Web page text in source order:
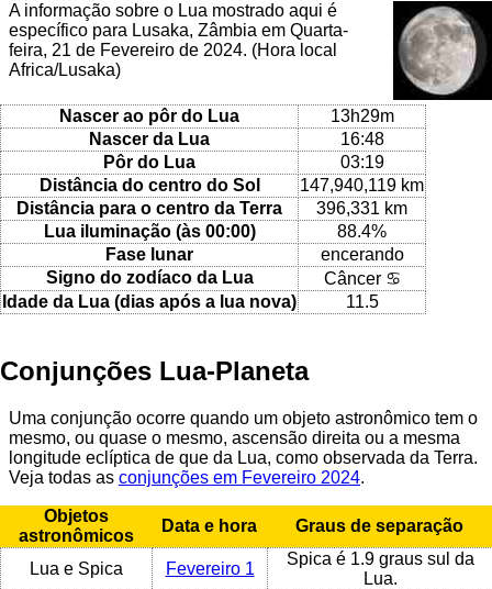
A informação sobre o Lua mostrado aqui é
específico para Lusaka, Zâmbia em Quarta-
feira, 21 de Fevereiro de 2024. (Hora local
Africa/Lusaka)
Nascer ao pôr do Lua
13h29m
Nascer da Lua
16:48
Pôr do Lua
03:19
Distância do centro do Sol
147,940,119 km
Distância para o centro da Terra
396,331 km
Lua iluminação (às 00:00)
88.4%
Fase lunar
encerando
Signo do zodíaco da Lua
Câncer ♋
Idade da Lua (dias após a lua nova)
11.5
Conjunções Lua-Planeta
Uma conjunção ocorre quando um objeto astronômico tem o
mesmo, ou quase o mesmo, ascensão direita ou a mesma
longitude eclíptica de que da Lua, como observada da Terra.
Veja todas as conjunções em Fevereiro 2024.
Objetos
astronômicos
Data e hora Graus de separação
Lua e Spica Fevereiro 1
Spica é 1.9 graus sul da
Lua.